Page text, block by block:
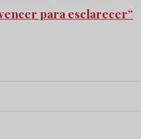
para esclarecer”